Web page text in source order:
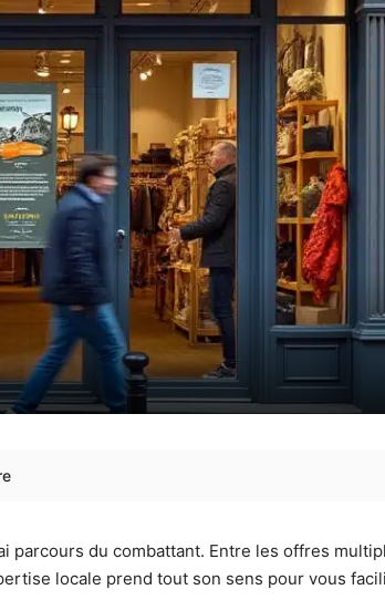
du combattant. Entre les offres
locale prend tout son sens pour vous